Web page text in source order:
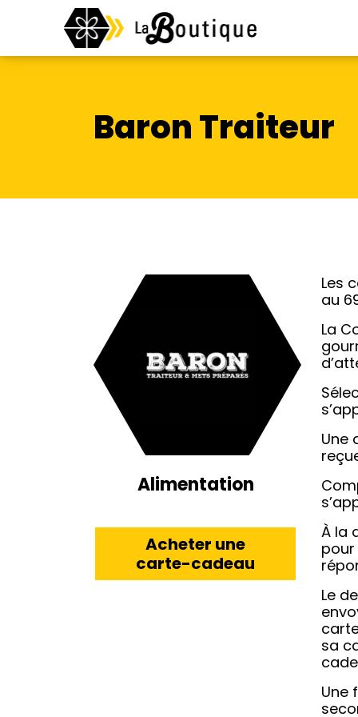
Baron Traiteur
Alimentation
Acheter une
carte-cadeau
Les
au
La
Une
À la
Le
sa
Une